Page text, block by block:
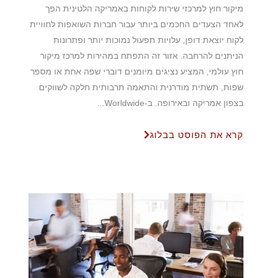
מיקור חוץ למרכזי שירות לקוחות באמריקה הלטינית הפך
לאחד הצעדים החכמים ביותר עבור חברות השואפות לחוויית
לקוח יוצאת דופן, עלויות תפעול נמוכות יותר ופתרונות
הניתנים להרחבה. אזור זה התפתח במהירות למרכז מיקור
חוץ עולמי, המציע נציגים מיומנים דוברי שפה אחת או מספר
שפות, תשתית מודרנית והתאמה תרבותית חלקה לשווקים
בצפון אמריקה ובאירופה. ב-Worldwide...
קרא את הפוסט בבלוג